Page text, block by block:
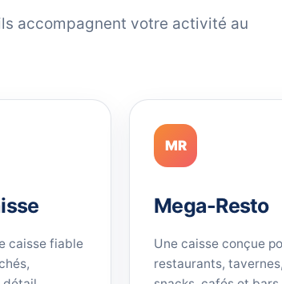
accompagnent votre activité au
caisse fiable
MR
Mega-Resto
Une caisse conçue
restaurants, tavernes,